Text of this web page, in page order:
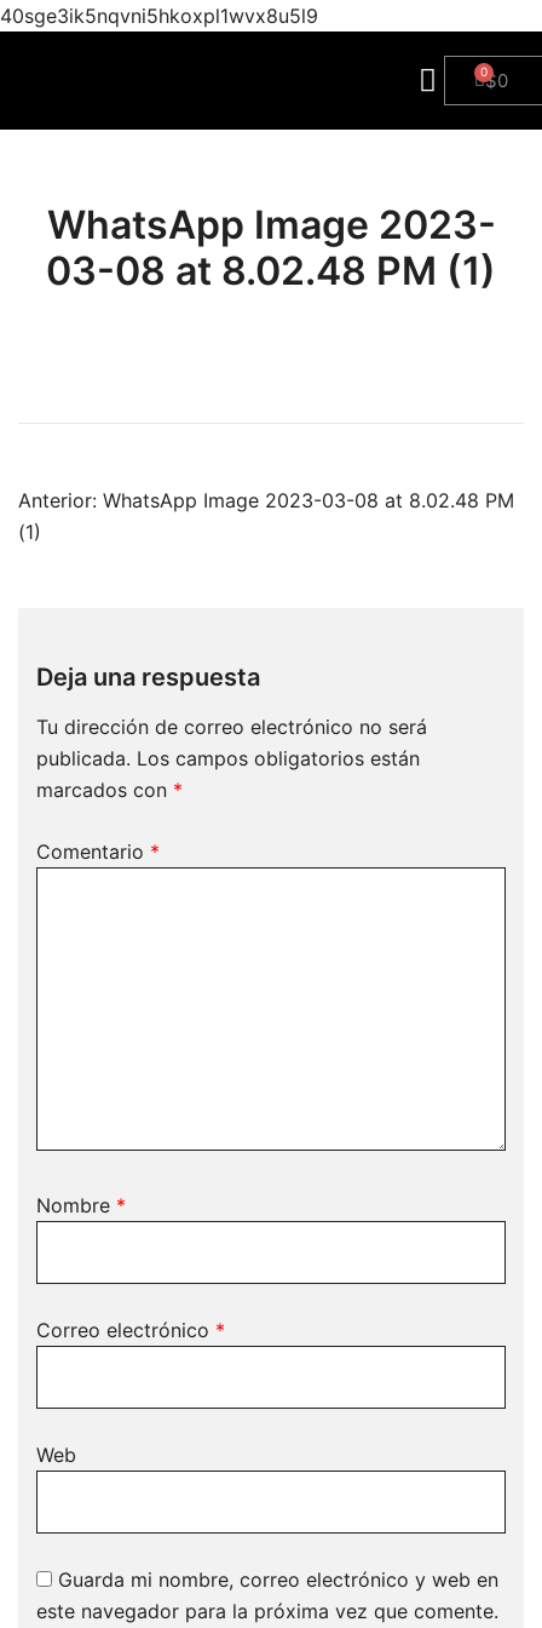
40sge3ik5nqvni5hkoxpl1wvx8u5l9
$0
WhatsApp Image 2023-
03-08 at 8.02.48 PM (1)
Anterior: WhatsApp Image 2023-03-08 at 8.02.48 PM
(1)
Deja una respuesta
Tu dirección de correo electrónico no será
publicada. Los campos obligatorios están
marcados con *
Comentario *
Nombre *
Correo electrónico *
Web
Guarda mi nombre, correo electrónico y web en
este navegador para la próxima vez que comente.